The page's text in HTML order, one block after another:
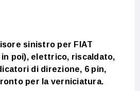
sinistro per FIAT
in poi), elettrico, riscaldato,
di direzione, 6 pin,
per la verniciatura.